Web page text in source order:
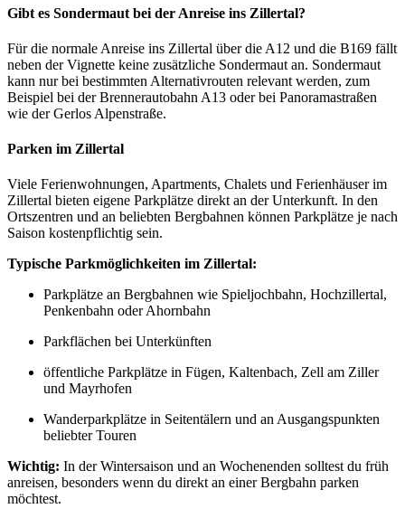
Gibt es Sondermaut bei der Anreise ins Zillertal?
Für die normale Anreise ins Zillertal über die A12 und die B169 fällt
neben der Vignette keine zusätzliche Sondermaut an. Sondermaut
kann nur bei bestimmten Alternativrouten relevant werden, zum
Beispiel bei der Brennerautobahn A13 oder bei Panoramastraßen
wie der Gerlos Alpenstraße.
Parken im Zillertal
Viele Ferienwohnungen, Apartments, Chalets und Ferienhäuser im
Zillertal bieten eigene Parkplätze direkt an der Unterkunft. In den
Ortszentren und an beliebten Bergbahnen können Parkplätze je nach
Saison kostenpflichtig sein.
Typische Parkmöglichkeiten im Zillertal:
Parkplätze an Bergbahnen wie Spieljochbahn, Hochzillertal,
Penkenbahn oder Ahornbahn
Parkflächen bei Unterkünften
öffentliche Parkplätze in Fügen, Kaltenbach, Zell am Ziller
und Mayrhofen
Wanderparkplätze in Seitentälern und an Ausgangspunkten
beliebter Touren
Wichtig: In der Wintersaison und an Wochenenden solltest du früh
anreisen, besonders wenn du direkt an einer Bergbahn parken
möchtest.